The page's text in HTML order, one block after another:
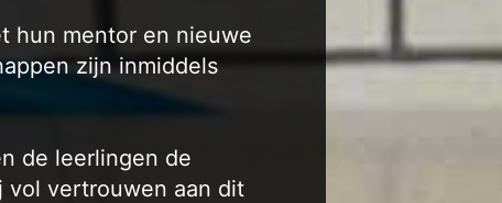
hun mentor en nieuwe
zijn inmiddels
de leerlingen de
vol vertrouwen aan dit